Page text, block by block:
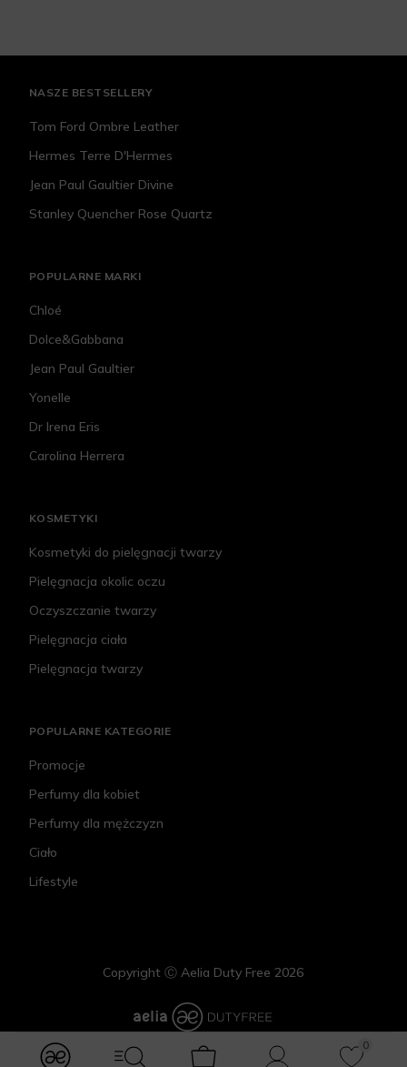
0
NASZE BESTSELLERY
Tom Ford Ombre Leather
Hermes Terre D'Hermes
Jean Paul Gaultier Divine
Stanley Quencher Rose Quartz
POPULARNE MARKI
Chloé
Dolce&Gabbana
Jean Paul Gaultier
Yonelle
Dr Irena Eris
Carolina Herrera
KOSMETYKI
Kosmetyki do pielęgnacji twarzy
Pielęgnacja okolic oczu
Oczyszczanie twarzy
Pielęgnacja ciała
Pielęgnacja twarzy
POPULARNE KATEGORIE
Promocje
Perfumy dla kobiet
Perfumy dla mężczyzn
Ciało
Lifestyle
Copyright Ⓒ Aelia Duty Free 2026